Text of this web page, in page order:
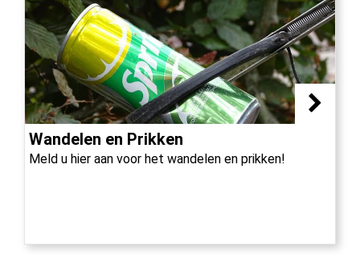
Wandelen en Prikken
Meld u hier aan voor het wandelen en prikken!